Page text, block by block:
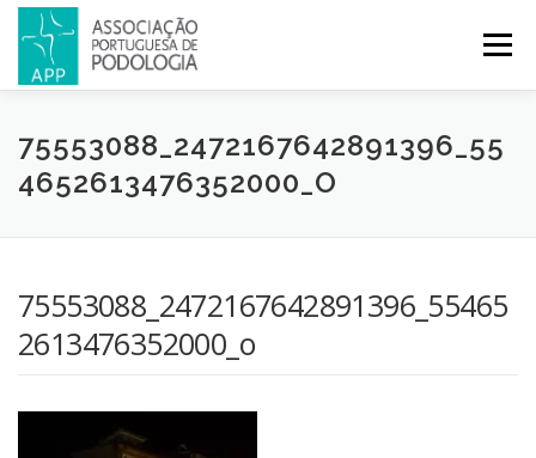
Menu
APP PODOLOGIA LICENCIATURA EM PODOLOGIA
CONGRESSOS REVISTA CONTACTOS
75553088_2472167642891396_55
4652613476352000_O
75553088_2472167642891396_55465
2613476352000_o